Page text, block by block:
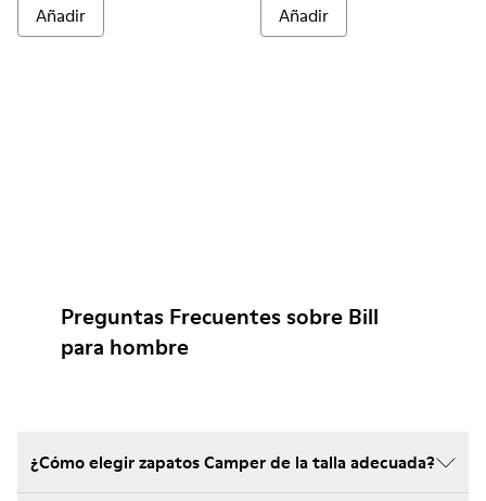
Añadir Añadir
Preguntas Frecuentes sobre Bill
para hombre
¿Cómo elegir zapatos Camper de la talla adecuada?